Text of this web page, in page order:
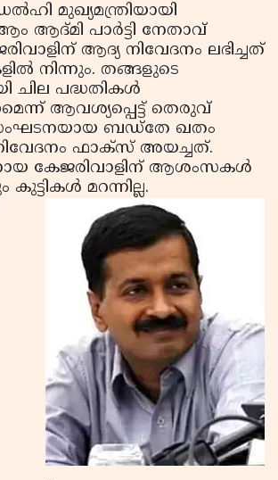
മുഖ്യമന്ത്രിയായി
ആദ്മി പാര്‍ട്ടി നേതാവ്
ആദ്യ നിവേദനം ലഭിച്ചത്
നിന്നും. തങ്ങളുടെ
ചില പദ്ധതികള്‍
ആവശ്യപ്പെട്ട് തെരുവ്
ബഡ്‌തേ ഖതം
ഫാക്‌സ് അയച്ചത്.
കേജരിവാളിന് ആശംസകള്‍
മറന്നില്ല.